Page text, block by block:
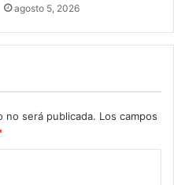
agosto 5, 2026
no será publicada. Los campos